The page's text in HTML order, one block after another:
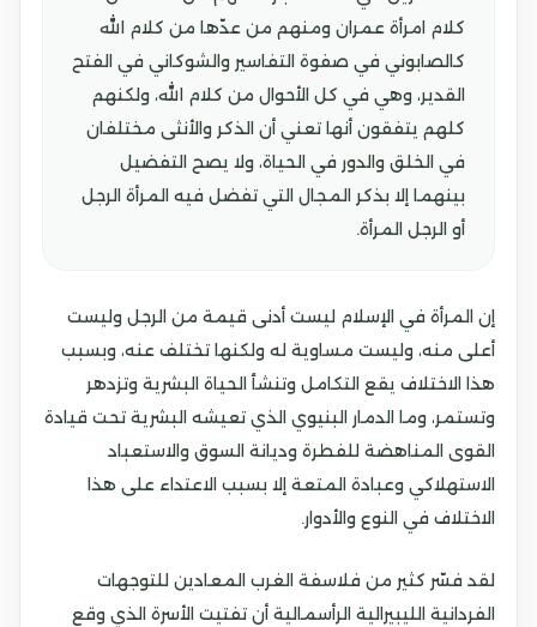
كلام امرأة عمران ومنهم من عدّها من كلام الله
كالصابوني في صفوة التفاسير والشوكاني في الفتح
القدير، وهي في كل الأحوال من كلام الله، ولكنهم
كلهم يتفقون أنها تعني أن الذكر والأنثى مختلفان
في الخلق والدور في الحياة، ولا يصح التفضيل
بينهما إلا بذكر المجال التي تفضل فيه المرأة الرجل
أو الرجل المرأة.
إن المرأة في الإسلام ليست أدنى قيمة من الرجل وليست
أعلى منه، وليست مساوية له ولكنها تختلف عنه، وبسبب
هذا الاختلاف يقع التكامل وتنشأ الحياة البشرية وتزدهر
وتستمر، وما الدمار البنيوي الذي تعيشه البشرية تحت قيادة
القوى المناهضة للفطرة وديانة السوق والاستعباد
الاستهلاكي وعبادة المتعة إلا بسبب الاعتداء على هذا
الاختلاف في النوع والأدوار.
لقد فسّر كثير من فلاسفة الغرب المعادين للتوجهات
الفردانية الليبيرالية الرأسمالية أن تفتيت الأسرة الذي وقع